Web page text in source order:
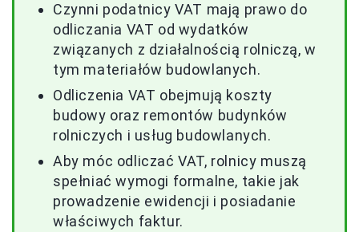
Czynni podatnicy VAT mają prawo do
odliczania VAT od wydatków
związanych z działalnością rolniczą, w
tym materiałów budowlanych.
Odliczenia VAT obejmują koszty
budowy oraz remontów budynków
rolniczych i usług budowlanych.
Aby móc odliczać VAT, rolnicy muszą
spełniać wymogi formalne, takie jak
prowadzenie ewidencji i posiadanie
właściwych faktur.